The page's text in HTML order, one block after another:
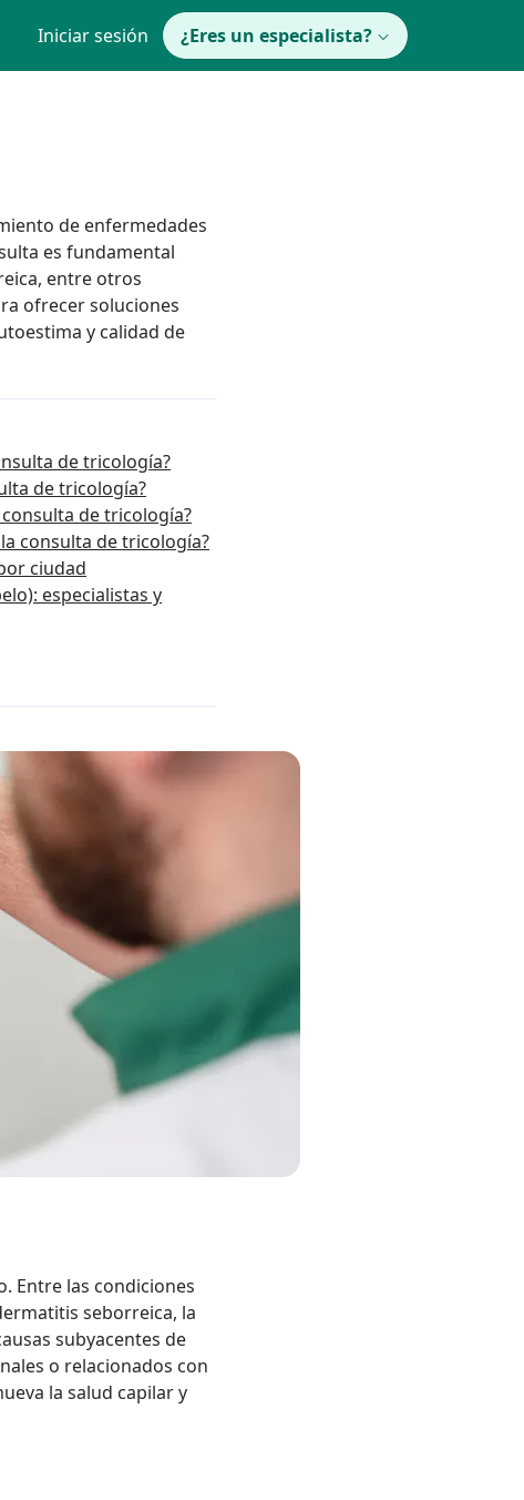
Iniciar sesión ¿Eres un especialista?
de enfermedades
es fundamental
entre otros
ofrecer soluciones
y calidad de
de tricología?
de tricología?
de tricología?
consulta de tricología?
ciudad
especialistas y
Entre las condiciones
seborreica, la
subyacentes de
o relacionados con
la salud capilar y